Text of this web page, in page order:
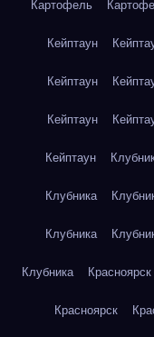
Картофель
Кейптаун
Кейптаун
Кейптаун
Кейптаун
Клубника
Клубника
Клубника Красноярск
Красноярск